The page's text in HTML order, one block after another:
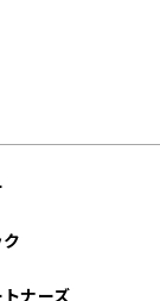
12月
ナーズ